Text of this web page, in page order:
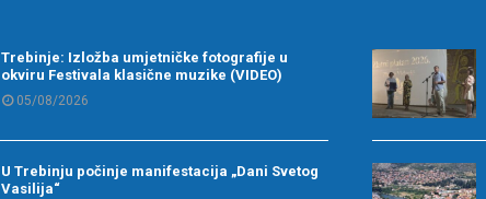
Trebinje: Izložba umjetničke fotografije u
okviru Festivala klasične muzike (VIDEO)
05/08/2026
U Trebinju počinje manifestacija „Dani Svetog
Vasilija“